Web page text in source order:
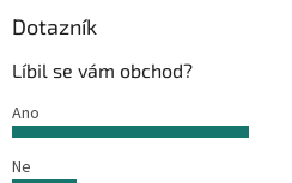
Dotazník
Líbil se vám obchod?
Ano
Ne